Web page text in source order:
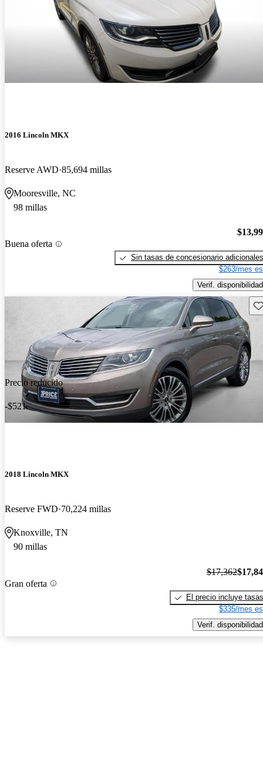
2016 Lincoln MKX
Reserve AWD 85,694 millas
Mooresville, NC
98 millas
Buena oferta
Sin tasas de concesionario adicionales
$263/mes
Verif. disponibilidad
Precio reducido
-$521
2018 Lincoln MKX
Reserve FWD 70,224 millas
Knoxville, TN
90 millas
Gran oferta
$17,362
El precio incluye tasas
$335/mes
Verif. disponibilidad